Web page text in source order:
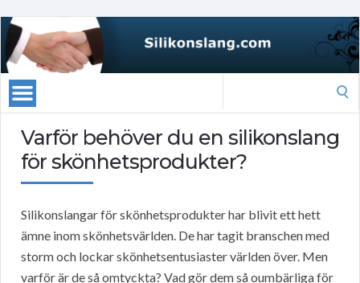
Varför behöver du en silikonslang
för skönhetsprodukter?
Silikonslangar för skönhetsprodukter har blivit ett hett
ämne inom skönhetsvärlden. De har tagit branschen med
storm och lockar skönhetsentusiaster världen över. Men
varför är de så omtyckta? Vad gör dem så oumbärliga för